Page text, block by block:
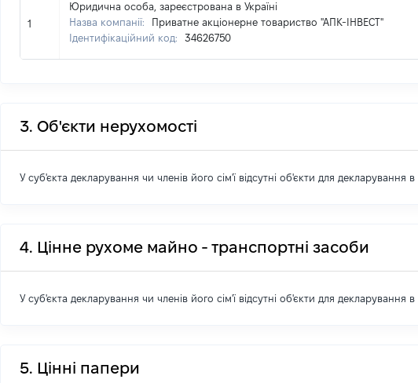
1
Юридична особа, зареєстрована в Україні
Назва компанії:
Приватне акціонерне товариство "АПК-ІНВЕСТ"
Ідентифікаційний код:
34626750
3. Об'єкти нерухомості
У суб'єкта декларування чи членів його сім'ї відсутні об'єкти для декларування в
4. Цінне рухоме майно - транспортні засоби
У суб'єкта декларування чи членів його сім'ї відсутні об'єкти для декларування в
5. Цінні папери